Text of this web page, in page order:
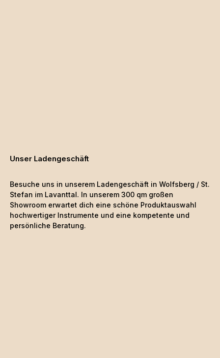
Unser Ladengeschäft
Besuche uns in unserem Ladengeschäft in Wolfsberg / St.
Stefan im Lavanttal. In unserem 300 qm großen
Showroom erwartet dich eine schöne Produktauswahl
hochwertiger Instrumente und eine kompetente und
persönliche Beratung.